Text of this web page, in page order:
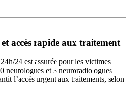
accès rapide aux traitement
24 est assurée pour les victimes
neurologues et 3 neuroradiologues
l’accès urgent aux traitements, selon